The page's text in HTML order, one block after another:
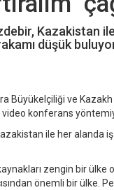
Kazakistan
düşük
Büyükelçiliği ve
video konferans
ile her alanda
zengin bir ülke
önemli bir ülke.